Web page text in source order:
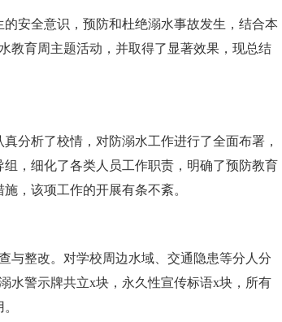
安全意识，预防和杜绝溺水事故发生，结合本
教育周主题活动，并取得了显著效果，现总结
分析了校情，对防溺水工作进行了全面布署，
，细化了各类人员工作职责，明确了预防教育
，该项工作的开展有条不紊。
与整改。对学校周边水域、交通隐患等分人分
水警示牌共立x块，永久性宣传标语x块，所有